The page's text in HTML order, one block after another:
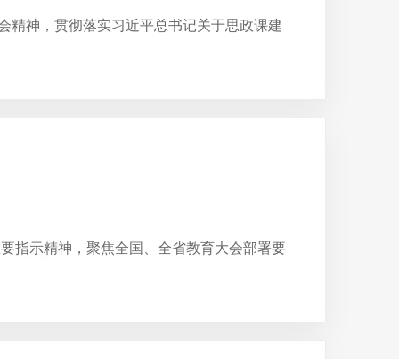
精神，贯彻落实习近平总书记关于思政课建
指示精神，聚焦全国、全省教育大会部署要